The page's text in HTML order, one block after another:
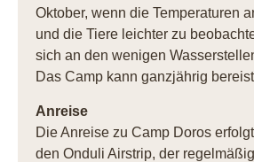
Oktober, wenn die Temperaturen
und die Tiere leichter zu
sich an den wenigen
Das Camp kann ganzjährig
Anreise
Die Anreise zu Camp Doros
den Onduli Airstrip, der